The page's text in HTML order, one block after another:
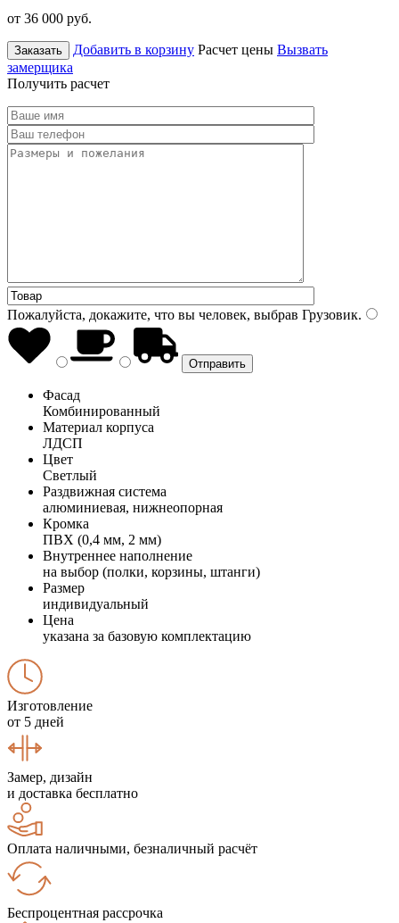
от 36 000 руб.
Заказать Добавить в корзину Расчет цены Вызвать
замерщика
Получить расчет
Пожалуйста, докажите, что вы человек, выбрав Грузовик.
Фасад
Комбинированный
Материал корпуса
ЛДСП
Цвет
Светлый
Раздвижная система
алюминиевая, нижнеопорная
Кромка
ПВХ (0,4 мм, 2 мм)
Внутреннее наполнение
на выбор (полки, корзины, штанги)
Размер
индивидуальный
Цена
указана за базовую комплектацию
Изготовление
от 5 дней
Замер, дизайн
и доставка бесплатно
Оплата наличными, безналичный расчёт
Беспроцентная рассрочка